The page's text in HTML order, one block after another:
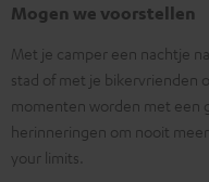
Mogen we voorstellen
Met je camper een nachtje
stad of met je bikervrienden
momenten worden met een
herinneringen om nooit
your limits.